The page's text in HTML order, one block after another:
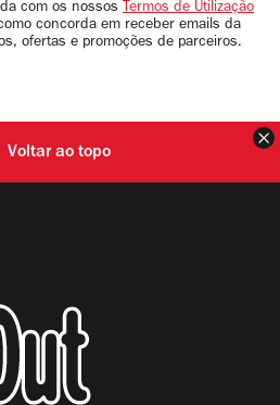
com os nossos Termos de Utilização
concorda em receber emails da
ofertas e promoções de parceiros.
Voltar ao topo